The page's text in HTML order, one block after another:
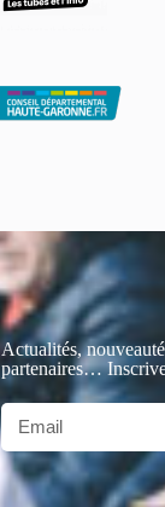
Actualités,
partenaires…